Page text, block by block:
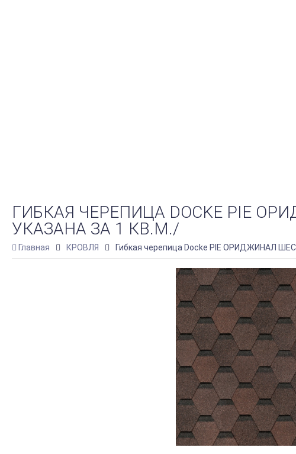
ГИБКАЯ ЧЕРЕПИЦА DOCKE PIE
УКАЗАНА ЗА 1 КВ.М./
Главная КРОВЛЯ Гибкая черепица Docke PIE ОРИДЖИНАЛ